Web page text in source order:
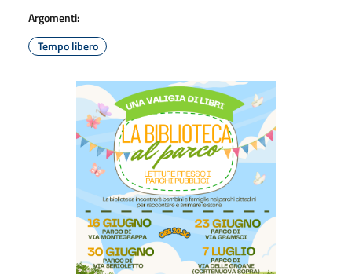
Argomenti:
Tempo libero